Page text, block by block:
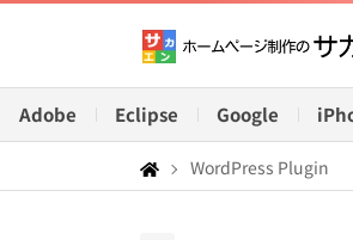
Adobe Eclipse Google
WordPress Plugin